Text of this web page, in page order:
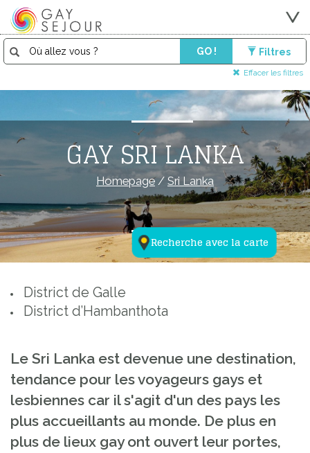
GO ! Filtres
Effacer les filtres
Recherche avec la carte
GAY SRI LANKA
Homepage/ Sri Lanka
District de Galle
District d’Hambanthota
Le Sri Lanka est devenue une destination,
tendance pour les voyageurs gays et
lesbiennes car il s'agit d'un des pays les
plus accueillants au monde. De plus en
plus de lieux gay ont ouvert leur portes,